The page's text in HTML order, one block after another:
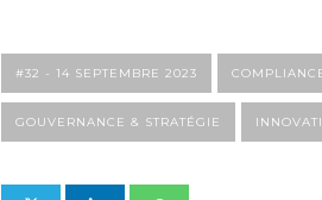
to
Inspire
#32 - 14 SEPTEMBRE 2023
GOUVERNANCE & STRATÉGIE